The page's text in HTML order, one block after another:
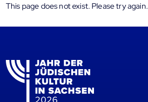
This page does not exist. Please try again.